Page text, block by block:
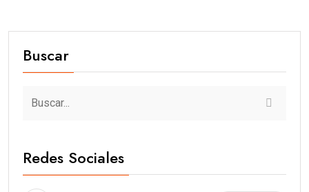
Buscar
Redes Sociales